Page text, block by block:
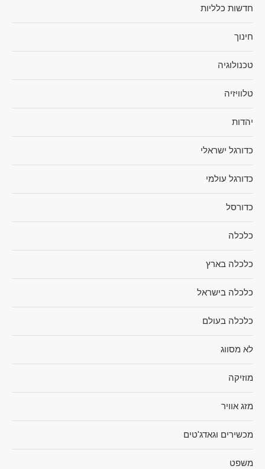
חדשות כלליות
חינוך
טכנולוגיה
טלוויזיה
יהדות
כדורגל ישראלי
כדורגל עולמי
כדורסל
כלכלה
כלכלה בארץ
כלכלה בישראל
כלכלה בעולם
לא מסווג
מוזיקה
מזג אוויר
מכשירים וגאדג'טים
משפט